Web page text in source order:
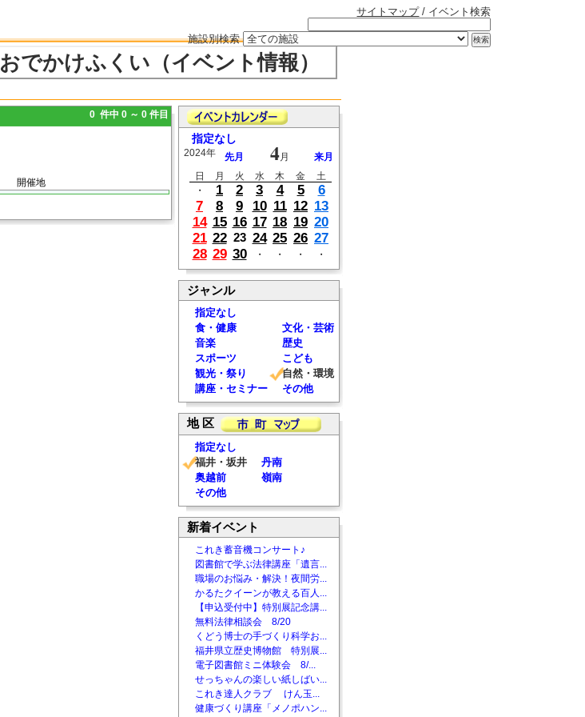
サイトマップ/ イベント検索
施設別検索
おでかけふくい（イベント情報）
0 件中 0 ～ 0 件目
開催地
指定なし
2024年 先月 4月
来月
日
月 火 水 木 金
土
・
1 2 3 4 5
6
7
8 9 10 11 12 13
14 15 16 17 18 19 20
21 22 23 24 25 26 27
28 29 30 ・ ・ ・ ・
ジャンル
指定なし
食・健康
文化・芸術
音楽
歴史
スポーツ
こども
観光・祭り
自然・環境
講座・セミナー
その他
地 区
指定なし
福井・坂井
丹南
奥越前
嶺南
その他
新着イベント
これき蓄音機コンサート♪
図書館で学ぶ法律講座「遺言...
職場のお悩み・解決！夜間労...
かるたクイーンが教える百人...
【申込受付中】特別展記念講...
無料法律相談会 8/20
くどう博士の手づくり科学お...
福井県立歴史博物館 特別展...
電子図書館ミニ体験会 8/...
せっちゃんの楽しい紙しばい...
これき達人クラブ けん玉...
健康づくり講座「メノポハン...